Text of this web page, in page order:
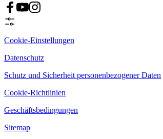
Cookie-Einstellungen
Datenschutz
Schutz und Sicherheit personenbezogener Daten
Cookie-Richtlinien
Geschäftsbedingungen
Sitemap